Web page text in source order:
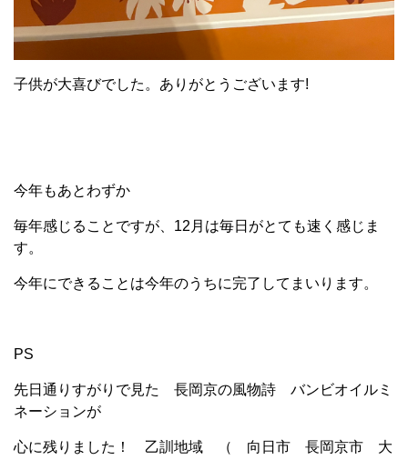
子供が大喜びでした。ありがとうございます!
今年もあとわずか
毎年感じることですが、12月は毎日がとても速く感じま
す。
今年にできることは今年のうちに完了してまいります。
PS
先日通りすがりで見た 長岡京の風物詩 バンビオイルミ
ネーションが
心に残りました！ 乙訓地域 （ 向日市 長岡京市 大